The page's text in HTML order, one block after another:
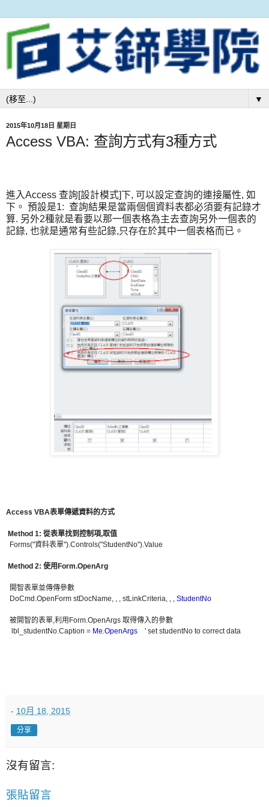
▼
2015年10月18日 星期日
Access VBA: 查詢方式有3種方式
進入Access 查詢[設計模式]下, 可以設定查詢的連接屬性, 如
下。 預設是1: 查詢結果是當兩個個資料表都必須要有記錄才
算. 另外2種就是看要以那一個表格為主去查詢另外一個表的
記錄, 也就是通常有些記錄,只存在於其中一個表格而已。
Access VBA表單傳遞資料的方式
Method 1: 從表單找到控制項,取值
Forms("資料表單").Controls("StudentNo").Value
Method 2: 使用Form.OpenArg
開智表單並傳傳參數
DoCmd.OpenForm stDocName, , , stLinkCriteria, , , StudentNo
被開智的表單,利用Form.OpenArgs 取得傳入的參數
lbl_studentNo.Caption = Me.OpenArgs ' set studentNo to correct data
- 10月 18, 2015
分享
沒有留言:
張貼留言